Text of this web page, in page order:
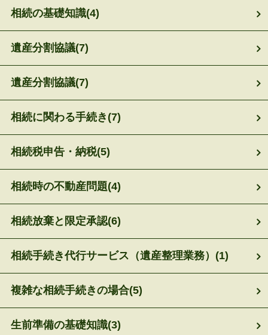
相続の基礎知識(4)
遺産分割協議(7)
遺産分割協議(7)
相続に関わる手続き (7)
相続税申告・納税(5)
相続時の不動産問題(4)
相続放棄と限定承認(6)
相続手続き代行サービス（遺産整理業務） (1)
複雑な相続手続きの場合(5)
生前準備の基礎知識(3)